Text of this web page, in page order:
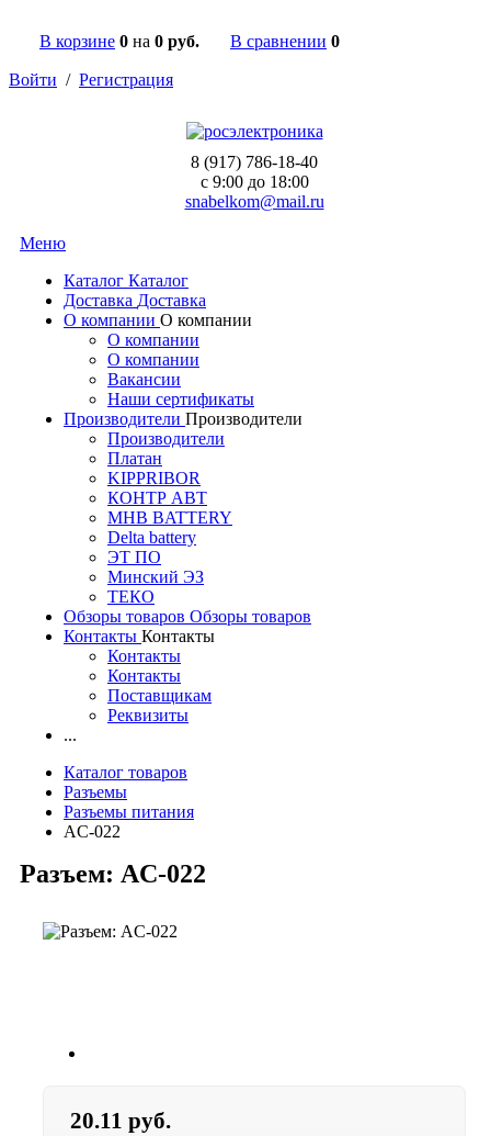
В корзине 0 на 0 руб. В сравнении 0
Войти / Регистрация
8 (917) 786-18-40
c 9:00 до 18:00
snabelkom@mail.ru
Меню
Каталог Каталог
Доставка Доставка
О компании О компании
О компании
О компании
Вакансии
Наши сертификаты
Производители Производители
Производители
Платан
KIPPRIBOR
КОНТР АВТ
MHB BATTERY
Delta battery
ЭT ПО
Минский ЭЗ
ТЕКО
Обзоры товаров Обзоры товаров
Контакты Контакты
Контакты
Контакты
Поставщикам
Реквизиты
...
Каталог товаров
Разъемы
Разъемы питания
AC-022
Разъем: AC-022
20.11 руб.